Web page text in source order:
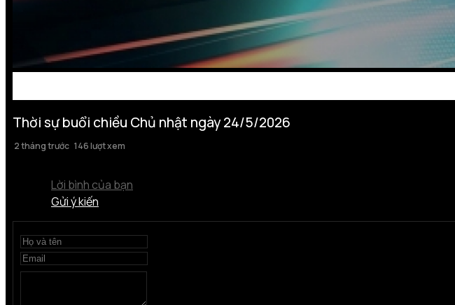
Thời sự buổi chiều Chủ nhật ngày 24/5/2026
2 tháng trước 146 lượt xem
Lời bình của bạn
Gửi ý kiến